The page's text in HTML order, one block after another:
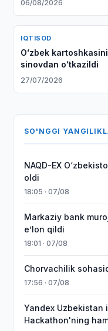
06/08/2026
IQTISOD
Oʻzbek
sinovdan oʻtkazildi
27/07/2026
SO'NGGI
NAQD-EX
oldi
18:05 · 07/08
Markaziy bank
eʼlon qildi
18:01 · 07/08
Chorvachilik
17:56 · 07/08
Yandex Uzbekistan
Hackathon'ning